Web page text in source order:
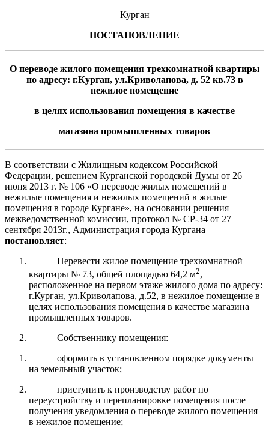
Курган
ПОСТАНОВЛЕНИЕ
О переводе жилого помещения трехкомнатнойквартиры
по адресу: г.Курган, ул.Криволапова,д. 52кв.73в
нежилое помещение
в целях использования помещения в качестве
магазина промышленных товаров
В соответствии с Жилищным кодексом Российской
Федерации, решением Курганской городской Думы от 26
июня 2013 г. № 106 «О переводе жилых помещений в
нежилые помещения и нежилых помещений в жилые
помещения в городе Кургане», на основании решения
межведомственной комиссии, протокол № СР-34 от 27
сентября 2013г., Администрация города Кургана
постановляет:
Перевести жилое помещение трехкомнатной
квартиры № 73, общей площадью 64,2 м2,
расположенное на первом этаже жилого дома по адресу:
г.Курган, ул.Криволапова, д.52, в нежилое помещение в
целях использования помещения в качестве магазина
промышленных товаров.
Собственнику помещения:
оформить в установленном порядке документы
на земельный участок;
приступить к производству работ по
переустройству и перепланировке помещения после
получения уведомления о переводе жилого помещения
в нежилое помещение;